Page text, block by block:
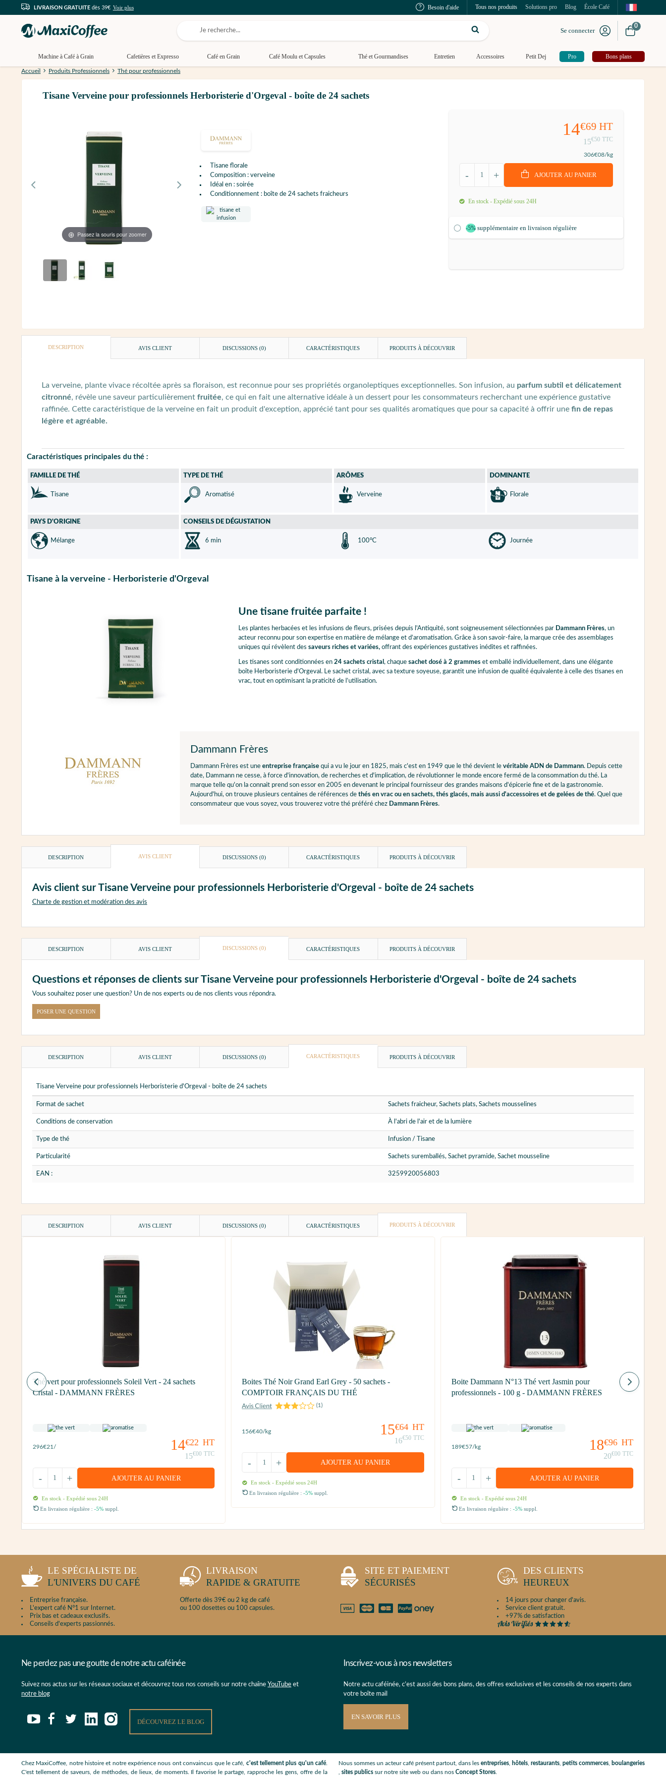
LIVRAISON GRATUITE dès 39€ Voir plus Besoin d'aide Tous nos produits Solutions pro Blog École Café
Se connecter
0
Machine à Café à Grain Cafetières et Expresso Café en Grain Café Moulu et Capsules Thé et Gourmandises Entretien Accessoires Petit Dej Pro Bons plans
Accueil Produits Professionnels Thé pour professionnels
Tisane Verveine pour professionnels Herboristerie d'Orgeval - boîte de 24 sachets
Passez la souris pour zoomer
Tisane florale
Composition : verveine
Idéal en : soirée
Conditionnement : boîte de 24 sachets fraicheurs
14€69 HT
15€50 TTC
306€08/kg
+
- AJOUTER AU PANIER
En stock - Expédié sous 24H
-5% supplémentaire en livraison régulière
DESCRIPTION AVIS CLIENT DISCUSSIONS (0) CARACTÉRISTIQUES PRODUITS À DÉCOUVRIR
La verveine, plante vivace récoltée après sa floraison, est reconnue pour ses propriétés organoleptiques exceptionnelles. Son infusion, au parfum subtil et délicatement
citronné, révèle une saveur particulièrement fruitée, ce qui en fait une alternative idéale à un dessert pour les consommateurs recherchant une expérience gustative
raffinée. Cette caractéristique de la verveine en fait un produit d'exception, apprécié tant pour ses qualités aromatiques que pour sa capacité à offrir une fin de repas
légère et agréable.
Caractéristiques principales du thé :
FAMILLE DE THÉ
Tisane
TYPE DE THÉ
Aromatisé
ARÔMES
Verveine
DOMINANTE
Florale
PAYS D'ORIGINE
Mélange
CONSEILS DE DÉGUSTATION
6 min 100°C Journée
Tisane à la verveine - Herboristerie d'Orgeval
Une tisane fruitée parfaite !
Les plantes herbacées et les infusions de fleurs, prisées depuis l'Antiquité, sont soigneusement sélectionnées par Dammann Frères, un
acteur reconnu pour son expertise en matière de mélange et d’aromatisation. Grâce à son savoir-faire, la marque crée des assemblages
uniques qui révèlent des saveurs riches et variées,offrant des expériences gustatives inédites et raffinées.
Les tisanes sont conditionnées en 24 sachets cristal , chaque sachet dosé à 2 grammeset emballé individuellement, dans une élégante
boîte Herboristerie d'Orgeval. Le sachet cristal, avec sa texture soyeuse, garantit une infusion de qualité équivalente à celle des tisanes en
vrac, tout en optimisant la praticité de l’utilisation.
Dammann Frères
Dammann Frères est une entreprise française qui a vu le jour en 1825, mais c'est en 1949 que le thé devient le véritable ADN de Dammann. Depuis cette
date, Dammann ne cesse, à force d'innovation, de recherches et d'implication, de révolutionner le monde encore fermé de la consommation du thé. La
marque telle qu'on la connait prend son essor en 2005 en devenant le principal fournisseur des grandes maisons d'épicerie fine et de la gastronomie.
Aujourd'hui, on trouve plusieurs centaines de références de thés en vrac ou en sachets, thés glacés, mais aussi d'accessoires et de gelées de thé. Quel que
consommateur que vous soyez, vous trouverez votre thé préféré chez Dammann Frères.
DESCRIPTION AVIS CLIENT DISCUSSIONS (0) CARACTÉRISTIQUES PRODUITS À DÉCOUVRIR
Avis client sur Tisane Verveine pour professionnels Herboristerie d'Orgeval - boîte de 24 sachets
Charte de gestion et modération des avis
DESCRIPTION AVIS CLIENT DISCUSSIONS (0) CARACTÉRISTIQUES PRODUITS À DÉCOUVRIR
Questions et réponses de clients sur Tisane Verveine pour professionnels Herboristerie d'Orgeval - boîte de 24 sachets
Vous souhaitez poser une question? Un de nos experts ou de nos clients vous répondra.
POSER UNE QUESTION
DESCRIPTION AVIS CLIENT DISCUSSIONS (0) CARACTÉRISTIQUES PRODUITS À DÉCOUVRIR
Tisane Verveine pour professionnels Herboristerie d'Orgeval - boîte de 24 sachets
Format de sachet Sachets fraicheur, Sachets plats, Sachets mousselines
Conditions de conservation À l'abri de l'air et de la lumière
Type de thé Infusion / Tisane
Particularité Sachets suremballés, Sachet pyramide, Sachet mousseline
EAN : 3259920056803
DESCRIPTION AVIS CLIENT DISCUSSIONS (0) CARACTÉRISTIQUES PRODUITS À DÉCOUVRIR
Thé vert pour professionnels Soleil Vert - 24 sachets
Cristal - DAMMANN FRÈRES
14€22 HT
15€00 TTC
296€21 /
+
- AJOUTER AU PANIER
En stock - Expédié sous 24H
En livraison régulière : -5% suppl.
Boites Thé Noir Grand Earl Grey - 50 sachets -
COMPTOIR FRANÇAIS DU THÉ
(1)
15€64 HT
16€50 TTC
156€40/kg
+
- AJOUTER AU PANIER
En stock - Expédié sous 24H
En livraison régulière :-5% suppl.
Boite Dammann N°13 Thé vert Jasmin pour
professionnels - 100 g - DAMMANN FRÈRES
18€96 HT
20€00 TTC
189€57/kg
+
- AJOUTER AU PANIER
En stock - Expédié sous 24H
En livraison régulière : -5% suppl.
LE SPÉCIALISTE DE
L'UNIVERS DU CAFÉ
Entreprise française.
L'expert café N°1 sur Internet.
Prix bas et cadeaux exclusifs.
Conseils d'experts passionnés.
LIVRAISON
RAPIDE & GRATUITE
Offerte dès 39€ ou 2 kg de café
ou 100 dosettes ou 100 capsules.
SITE ET PAIEMENT
SÉCURISÉS
DES CLIENTS
HEUREUX
14 jours pour changer d'avis.
Service client gratuit.
+97% de satisfaction
Ne perdez pas une goutte de notre actu caféinée
Suivez nos actus sur les réseaux sociaux et découvrez tous nos conseils sur notre chaîne YouTube et
notre blog
DÉCOUVREZ LE BLOG
Inscrivez-vous à nos newsletters
Notre actu caféinée, c’est aussi des bons plans, des offres exclusives et les conseils de nos experts dans
votre boîte mail
EN SAVOIR PLUS
Chez MaxiCoffee, notre histoire et notre expérience nous ont convaincus que le café, c'est tellement plus qu'un café.
C'est tellement de saveurs, de méthodes, de lieux, de moments. Il favorise le partage, rapproche les gens, offre de la
Nous sommes un acteur café présent partout, dans les entreprises hôtels restaurants petits commerces
boulangeries
sites publics sur notre site web ou dans nos Concept Stores.